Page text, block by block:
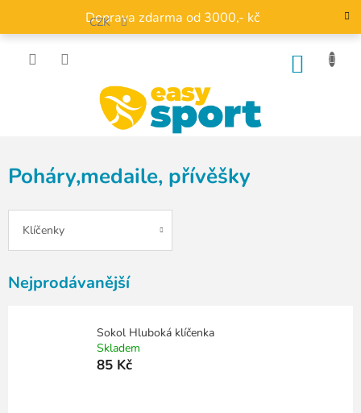
obsah
Doprava zdarma od 3000,- kč
CZK
Poháry,medaile, přívěšky
Klíčenky
Nejprodávanější
Sokol Hluboká klíčenka
Skladem
85 Kč